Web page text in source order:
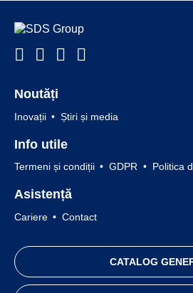
Noutăți
Inovații Știri și media
Info utile
Termeni și condiții GDPR Politica
Asistență
Cariere Contact
CATALOG